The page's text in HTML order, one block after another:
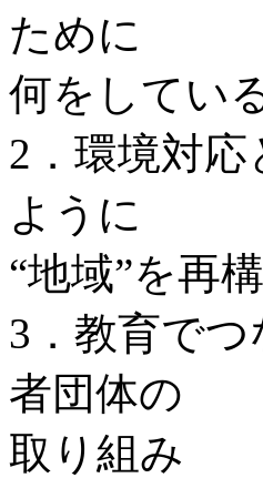
ために
何をしてい
2．環境対
ように
“地域”を再
3．教育で
者団体の
取り組み